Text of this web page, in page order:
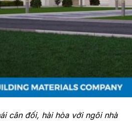
cân đối, hài hòa với ngôi nhà